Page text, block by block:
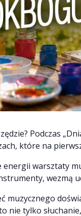
Podczas
które na
energii warsztaty
wezmą
muzycznego
nie tylko